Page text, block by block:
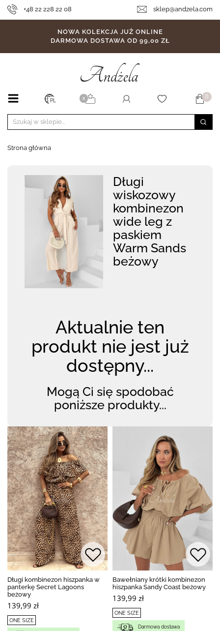
+48 22 228 22 08 sklep@andzela.com
NOWA KOLEKCJA JUŻ ONLINE
DARMOWA DOSTAWA OD 99,00 ZŁ
PL X 0
Strona główna
Długi
wiskozowy
kombinezon
wide leg z
paskiem
Warm Sands
beżowy
Aktualnie ten
produkt nie jest już
dostępny...
Mogą Ci się spodobać
poniższe produkty...
Długi kombinezon hiszpanka w
panterkę Secret Lagoons
beżowy
139,99 zł
ONE SIZE
Bawełniany krótki kombinezon
hiszpanka Sandy Coast beżowy
139,99 zł
ONE SIZE
Darmowa dostawa